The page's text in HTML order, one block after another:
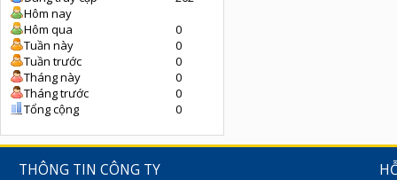
Hôm nay
Hôm qua
0
Tuần này
0
Tuần trước
0
Tháng này
0
Tháng trước
0
Tổng cộng
0
THÔNG TIN CÔNG TY